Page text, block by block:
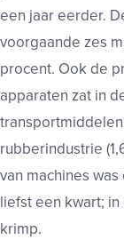
een jaar eerder.
voorgaande zes
procent. Ook de
apparaten zat in
rubberindustrie
van machines
liefst een kwart;
krimp.